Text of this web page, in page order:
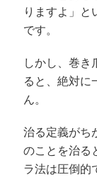
りますよ」と
です。
しかし、巻き
ると、絶対に
ん。
治る定義がち
のことを治る
ラ法は圧倒的